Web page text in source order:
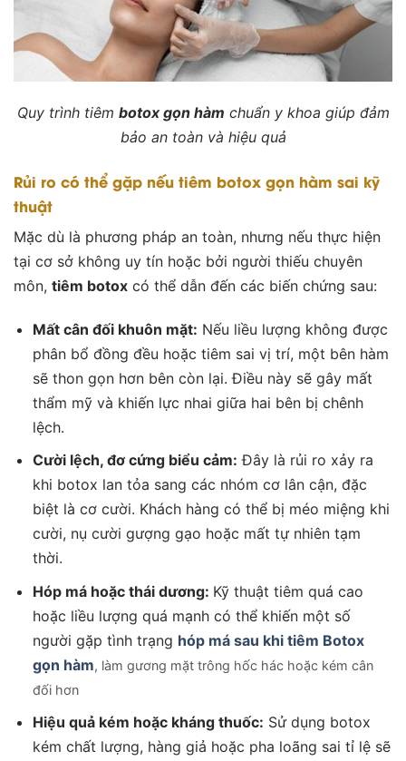
Quy trình tiêm botox gọn hàm chuẩn y khoa giúp đảm
bảo an toàn và hiệu quả
Rủi ro có thể gặp nếu tiêm botox gọn hàm sai kỹ
thuật
Mặc dù là phương pháp an toàn, nhưng nếu thực hiện
tại cơ sở không uy tín hoặc bởi người thiếu chuyên
môn, tiêm botox có thể dẫn đến các biến chứng sau:
Mất cân đối khuôn mặt: Nếu liều lượng không được
phân bổ đồng đều hoặc tiêm sai vị trí, một bên hàm
sẽ thon gọn hơn bên còn lại. Điều này sẽ gây mất
thẩm mỹ và khiến lực nhai giữa hai bên bị chênh
lệch.
Cười lệch, đơ cứng biểu cảm: Đây là rủi ro xảy ra
khi botox lan tỏa sang các nhóm cơ lân cận, đặc
biệt là cơ cười. Khách hàng có thể bị méo miệng khi
cười, nụ cười gượng gạo hoặc mất tự nhiên tạm
thời.
Hóp má hoặc thái dương: Kỹ thuật tiêm quá cao
hoặc liều lượng quá mạnh có thể khiến một số
người gặp tình trạng hóp má sau khi tiêm Botox
gọn hàm, làm gương mặt trông hốc hác hoặc kém cân
đối hơn
Hiệu quả kém hoặc kháng thuốc: Sử dụng botox
kém chất lượng, hàng giả hoặc pha loãng sai tỉ lệ sẽ